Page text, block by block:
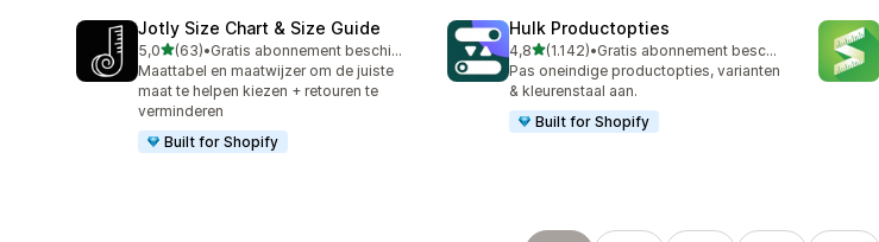
Jotly Size Chart & Size Guide
5,0van 5 sterren
(63)
63 recensies in totaal
•
Gratis abonnement beschikbaar
Maattabel en maatwijzer om de juiste
maat te helpen kiezen + retouren te
verminderen
Built for Shopify
Hulk Productopties
4,8van 5 sterren
(1.142)
1142 recensies in totaal
•
Gratis abonnement beschikbaar
Pas oneindige productopties, varianten
& kleurenstaal aan.
Built for Shopify